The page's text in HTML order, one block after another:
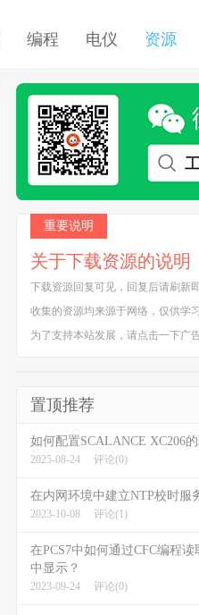
编程 电仪 资源
重要说明
关于下载资源的说明
下载资源回复可见，回复后请刷新
收集的资源均来源于网络，仅供学
为了支持本站发展，请点击一下广
置顶推荐
如何配置SCALANCE XC206的
2025-08-24 评论(0)
在内网环境中建立NTP校时服
2023-10-08 评论(1)
在PCS7中如何通过CFC编程
中显示？
2023-09-24 评论(0)